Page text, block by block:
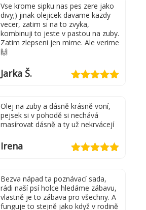
Vse krome sipku nas pes zere jako
divy;) jinak olejicek davame kazdy
vecer, zatim si na to zvyka,
kombinuji to jeste v pastou na zuby.
Zatim zlepseni jen mirne. Ale verime
🙌
Jarka Š.
Olej na zuby a dásně krásně voní,
pejsek si v pohodě si nechává
masírovat dásně a ty už nekrvácejí
Irena
Bezva nápad ta poznávací sada,
rádi naší psí holce hledáme zábavu,
vlastně je to zábava pro všechny. A
funguje to stejně jako když v rodině